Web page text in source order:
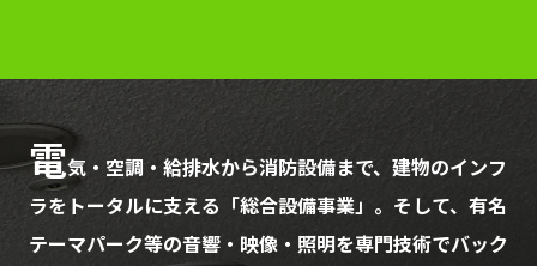
電気・空調・給排水から消防設備まで、建物のインフ
ラをトータルに支える「総合設備事業」。そして、有名
テーマパーク等の音響・映像・照明を専門技術でバック